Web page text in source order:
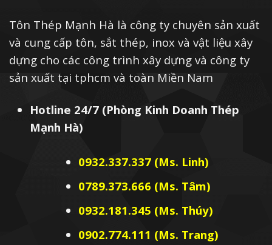
Tôn Thép Mạnh Hà là công ty chuyên sản xuất
và cung cấp tôn, sắt thép, inox và vật liệu xây
dựng cho các công trình xây dựng và công ty
sản xuất tại tphcm và toàn Miền Nam
Hotline 24/7 (Phòng Kinh Doanh Thép
Mạnh Hà)
0932.337.337 (Ms. Linh)
0789.373.666 (Ms. Tâm)
0932.181.345 (Ms. Thúy)
0902.774.111 (Ms. Trang)